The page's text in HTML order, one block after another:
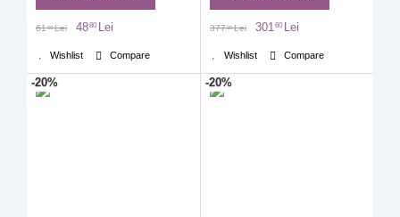
6100Lei 4880 Lei
Wishlist Compare
37700Lei 30160 Lei
Wishlist Compare
-20% -20%